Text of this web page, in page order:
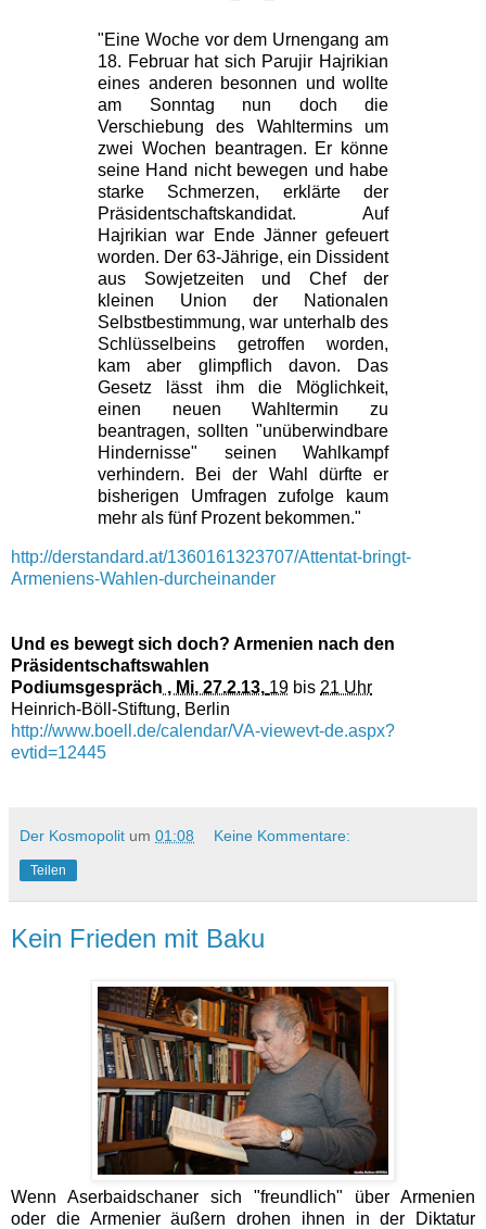
"Eine Woche vor dem Urnengang am
18. Februar hat sich Parujir Hajrikian
eines anderen besonnen und wollte
am Sonntag nun doch die
Verschiebung des Wahltermins um
zwei Wochen beantragen. Er könne
seine Hand nicht bewegen und habe
starke Schmerzen, erklärte der
Präsidentschaftskandidat. Auf
Hajrikian war Ende Jänner gefeuert
worden. Der 63-Jährige, ein Dissident
aus Sowjetzeiten und Chef der
kleinen Union der Nationalen
Selbstbestimmung, war unterhalb des
Schlüsselbeins getroffen worden,
kam aber glimpflich davon. Das
Gesetz lässt ihm die Möglichkeit,
einen neuen Wahltermin zu
beantragen, sollten "unüberwindbare
Hindernisse" seinen Wahlkampf
verhindern. Bei der Wahl dürfte er
bisherigen Umfragen zufolge kaum
mehr als fünf Prozent bekommen."
http://derstandard.at/1360161323707/Attentat-bringt-
Armeniens-Wahlen-durcheinander
Und es bewegt sich doch? Armenien nach den
Präsidentschaftswahlen
Podiumsgespräch , Mi, 27.2.13, 19 bis 21 Uhr
Heinrich-Böll-Stiftung, Berlin
http://www.boell.de/calendar/VA-viewevt-de.aspx?
evtid=12445
Der Kosmopolit um 01:08 Keine Kommentare:
Teilen
Kein Frieden mit Baku
Wenn Aserbaidschaner sich "freundlich" über Armenien
oder die Armenier äußern drohen ihnen in der Diktatur